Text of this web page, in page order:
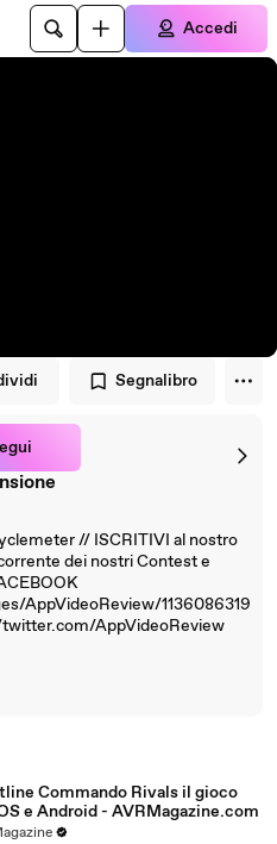
Accedi
Segnalibro
// ISCRITIVI al nostro
dei nostri Contest e
AppVideoReview/1136086319
AppVideoReview
Commando Rivals il gioco
e Android - AVRMagazine.com